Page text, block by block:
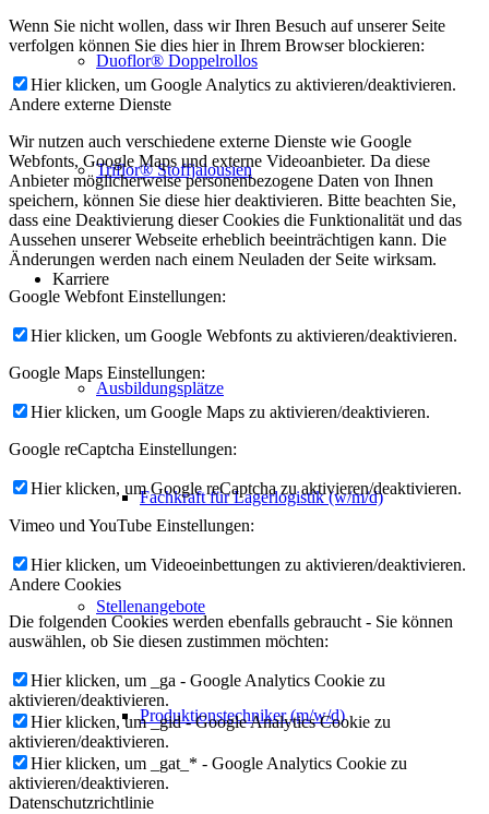
Duoflor® Doppelrollos
Triflor® Stoffjalousien
Karriere
Ausbildungsplätze
Fachkraft für Lagerlogistik (w/m/d)
Stellenangebote
Produktionstechniker (m/w/d)
Wenn Sie nicht wollen, dass wir Ihren Besuch auf unserer Seite
verfolgen können Sie dies hier in Ihrem Browser blockieren:
Hier klicken, um Google Analytics zu aktivieren/deaktivieren.
Andere externe Dienste
Wir nutzen auch verschiedene externe Dienste wie Google
Webfonts, Google Maps und externe Videoanbieter. Da diese
Anbieter möglicherweise personenbezogene Daten von Ihnen
speichern, können Sie diese hier deaktivieren. Bitte beachten Sie,
dass eine Deaktivierung dieser Cookies die Funktionalität und das
Aussehen unserer Webseite erheblich beeinträchtigen kann. Die
Änderungen werden nach einem Neuladen der Seite wirksam.
Google Webfont Einstellungen:
Hier klicken, um Google Webfonts zu aktivieren/deaktivieren.
Google Maps Einstellungen:
Hier klicken, um Google Maps zu aktivieren/deaktivieren.
Google reCaptcha Einstellungen:
Hier klicken, um Google reCaptcha zu aktivieren/deaktivieren.
Vimeo und YouTube Einstellungen:
Hier klicken, um Videoeinbettungen zu aktivieren/deaktivieren.
Andere Cookies
Die folgenden Cookies werden ebenfalls gebraucht - Sie können
auswählen, ob Sie diesen zustimmen möchten:
Hier klicken, um _ga - Google Analytics Cookie zu
aktivieren/deaktivieren.
Hier klicken, um _gid - Google Analytics Cookie zu
aktivieren/deaktivieren.
Hier klicken, um _gat_* - Google Analytics Cookie zu
aktivieren/deaktivieren.
Datenschutzrichtlinie